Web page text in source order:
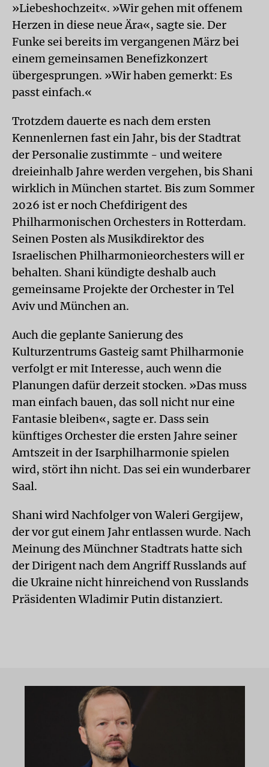
»Liebeshochzeit«. »Wir gehen mit offenem
Herzen in diese neue Ära«, sagte sie. Der
Funke sei bereits im vergangenen März bei
einem gemeinsamen Benefizkonzert
übergesprungen. »Wir haben gemerkt: Es
passt einfach.«
Trotzdem dauerte es nach dem ersten
Kennenlernen fast ein Jahr, bis der Stadtrat
der Personalie zustimmte - und weitere
dreieinhalb Jahre werden vergehen, bis Shani
wirklich in München startet. Bis zum Sommer
2026 ist er noch Chefdirigent des
Philharmonischen Orchesters in Rotterdam.
Seinen Posten als Musikdirektor des
Israelischen Philharmonieorchesters will er
behalten. Shani kündigte deshalb auch
gemeinsame Projekte der Orchester in Tel
Aviv und München an.
Auch die geplante Sanierung des
Kulturzentrums Gasteig samt Philharmonie
verfolgt er mit Interesse, auch wenn die
Planungen dafür derzeit stocken. »Das muss
man einfach bauen, das soll nicht nur eine
Fantasie bleiben«, sagte er. Dass sein
künftiges Orchester die ersten Jahre seiner
Amtszeit in der Isarphilharmonie spielen
wird, stört ihn nicht. Das sei ein wunderbarer
Saal.
Shani wird Nachfolger von Waleri Gergijew,
der vor gut einem Jahr entlassen wurde. Nach
Meinung des Münchner Stadtrats hatte sich
der Dirigent nach dem Angriff Russlands auf
die Ukraine nicht hinreichend von Russlands
Präsidenten Wladimir Putin distanziert.